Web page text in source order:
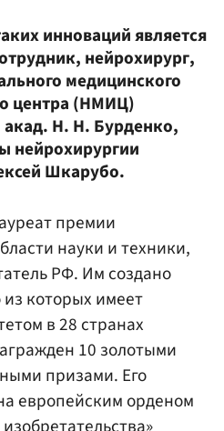
инноваций является
нейрохирург,
медицинского
центра (НМИЦ)
Н. Н. Бурденко,
нейрохирургии
Шкарубо.
премии
науки и техники,
РФ. Им создано
которых имеет
в 28 странах
10 золотыми
призами. Его
европейским орденом